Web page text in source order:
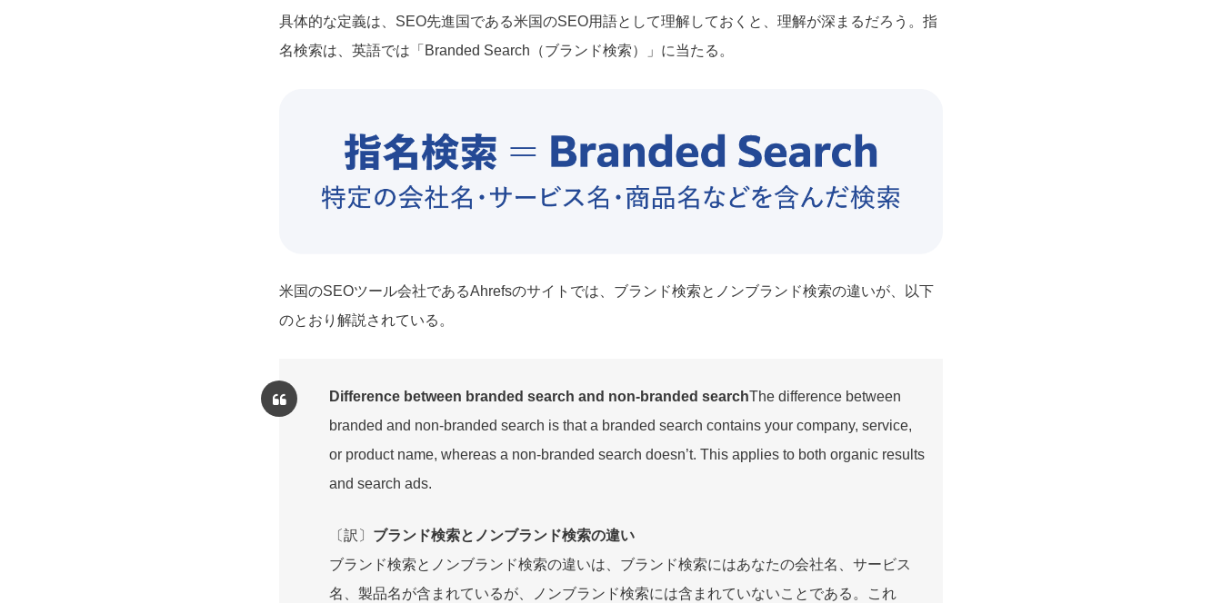
具体的な定義は、SEO先進国である米国のSEO用語として理解しておくと、理解が深まるだろう。指
名検索は、英語では「Branded Search（ブランド検索）」に当たる。
米国のSEOツール会社であるAhrefsのサイトでは、ブランド検索とノンブランド検索の違いが、以下
のとおり解説されている。
Difference between branded search and non-branded searchThe difference between
branded and non-branded search is that a branded search contains your company, service,
or product name, whereas a non-branded search doesn’t. This applies to both organic results
and search ads.
〔訳〕 ブランド検索とノンブランド検索の違い
ブランド検索とノンブランド検索の違いは、ブランド検索にはあなたの会社名、サービス
名、製品名が含まれているが、ノンブランド検索には含まれていないことである。これ